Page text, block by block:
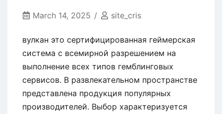
March 14, 2025 site_cris
вулкан это сертифицированная геймерская
система с всемирной разрешением на
выполнение всех типов гемблинговых
сервисов. В развлекательном пространстве
представлена продукция популярных
производителей. Выбор характеризуется